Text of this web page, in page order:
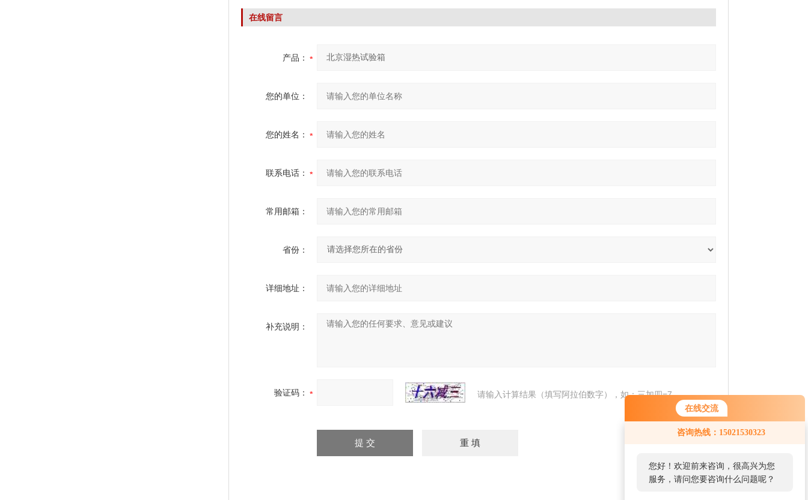
在线交流
咨询热线：15021530323
您好！欢迎前来咨询，很高兴为您
服务，请问您要咨询什么问题呢？
您好，看您停留很久了，是否找到
了需求产品，您可以直接在线与我
在线留言
产品：
您的单位：
您的姓名：
联系电话：
常用邮箱：
省份：
详细地址：
补充说明：
验证码： 请输入计算结果（填写阿拉伯数字），如：三加四=7